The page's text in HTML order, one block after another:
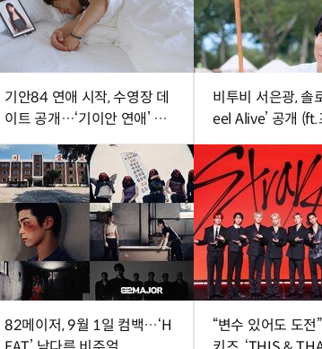
기안84 연애 시작, 수영장 데
이트 공개…‘기이안 연애’ 첫
티저
비투비 서은광, 솔
eel Alive’ 공개 (ft.
82메이저, 9월 1일 컴백…‘H
“변수 있어도 도전